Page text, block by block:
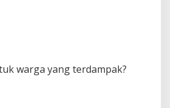
warga yang terdampak?